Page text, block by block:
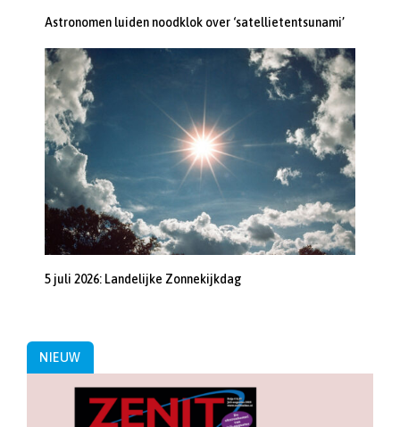
Astronomen luiden noodklok over ‘satellietentsunami’
5 juli 2026: Landelijke Zonnekijkdag
NIEUW